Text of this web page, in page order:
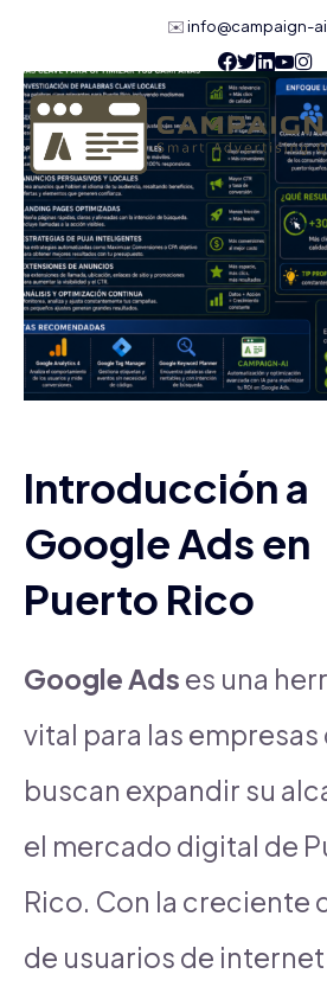
✉️info@campaign-
Introducción a
Google Ads en
Puerto Rico
Google Ads es una
vital para las empresas
buscan expandir su
el mercado digital de
Rico. Con la creciente
de usuarios de internet